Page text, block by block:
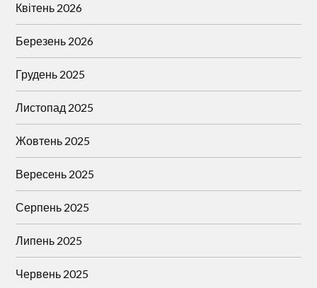
Квітень 2026
Березень 2026
Грудень 2025
Листопад 2025
Жовтень 2025
Вересень 2025
Серпень 2025
Липень 2025
Червень 2025